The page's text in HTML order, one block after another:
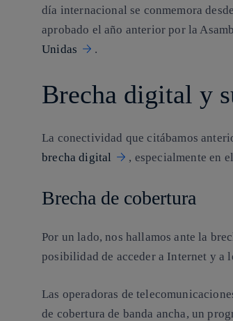
día internacional se conmemora
aprobado el año anterior por la
Unidas
.
Brecha digital y
La conectividad que citábamos
brecha digital
, especialmente en
Brecha de cobertura
Por un lado, nos hallamos ante la
posibilidad de acceder a Internet y a
Las operadoras de
de cobertura de banda ancha, un